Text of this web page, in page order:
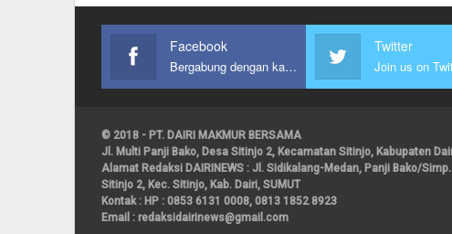
Facebook
Bergabung dengan kami
Twitter
Join us on
© 2018 - PT. DAIRI MAKMUR BERSAMA
Jl. Multi Panji Bako, Desa Sitinjo 2, Kecamatan Sitinjo, Kabupaten
Alamat Redaksi DAIRINEWS : Jl. Sidikalang-Medan, Panji Bako/
Sitinjo 2, Kec. Sitinjo, Kab. Dairi, SUMUT
Kontak : HP : 0853 6131 0008, 0813 1852 8923
Email : redaksidairinews@gmail.com